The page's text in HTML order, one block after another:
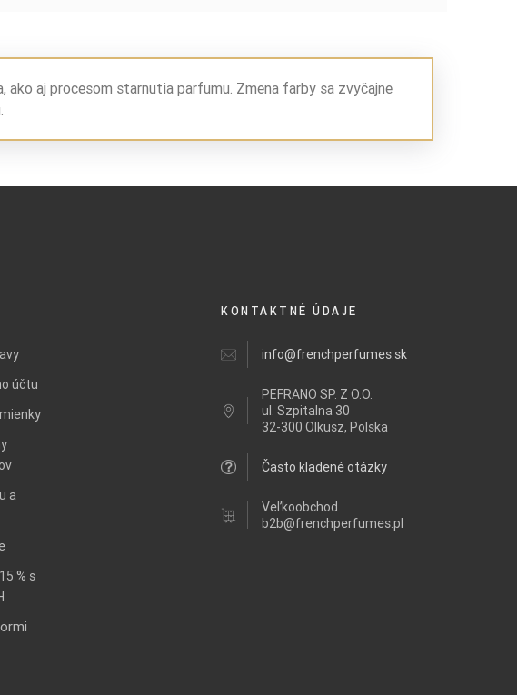
aj procesom starnutia parfumu. Zmena farby sa zvyčajne
účtu
a
% s
KONTAKTNÉ ÚDAJE
info@frenchperfumes.sk
PEFRANO SP. Z O.O.
ul. Szpitalna 30
32-300 Olkusz, Polska
Často kladené otázky
Veľkoobchod
b2b@frenchperfumes.pl